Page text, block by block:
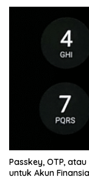
Passkey, OTP,
untuk Akun